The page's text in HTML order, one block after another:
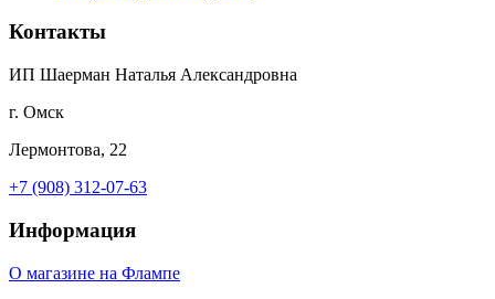
Контакты
ИП Шаерман Наталья Александровна
г. Омск
Лермонтова, 22
+7 (908) 312-07-63
Информация
О магазине на Флампе